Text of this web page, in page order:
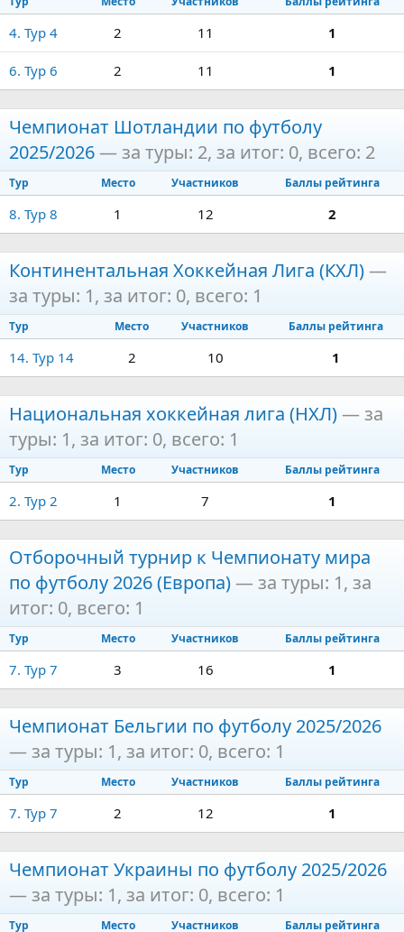
4. Тур 4 2 11 1
6. Тур 6 2 11 1
Чемпионат Шотландии по футболу
2025/2026— за туры: 2, за итог: 0, всего: 2
Тур Место Участников Баллы рейтинга
8. Тур 8 1 12 2
Континентальная Хоккейная Лига (КХЛ)—
за туры: 1, за итог: 0, всего: 1
Тур Место Участников Баллы рейтинга
14. Тур 14 2 10 1
Национальная хоккейная лига (НХЛ)— за
туры: 1, за итог: 0, всего: 1
Тур Место Участников Баллы рейтинга
2. Тур 2 1 7 1
Отборочный турнир к Чемпионату мира
по футболу 2026 (Европа)— за туры: 1, за
итог: 0, всего: 1
Тур Место Участников Баллы рейтинга
7. Тур 7 3 16 1
Чемпионат Бельгии по футболу 2025/2026
— за туры: 1, за итог: 0, всего: 1
Тур Место Участников Баллы рейтинга
7. Тур 7 2 12 1
Чемпионат Украины по футболу 2025/2026
— за туры: 1, за итог: 0, всего: 1
Тур Место Участников Баллы рейтинга